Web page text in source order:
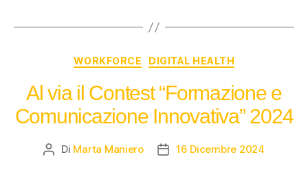
WORKFORCE DIGITAL HEALTH
Al via il Contest “Formazione e
Comunicazione Innovativa” 2024
Di Marta Maniero 16 Dicembre 2024